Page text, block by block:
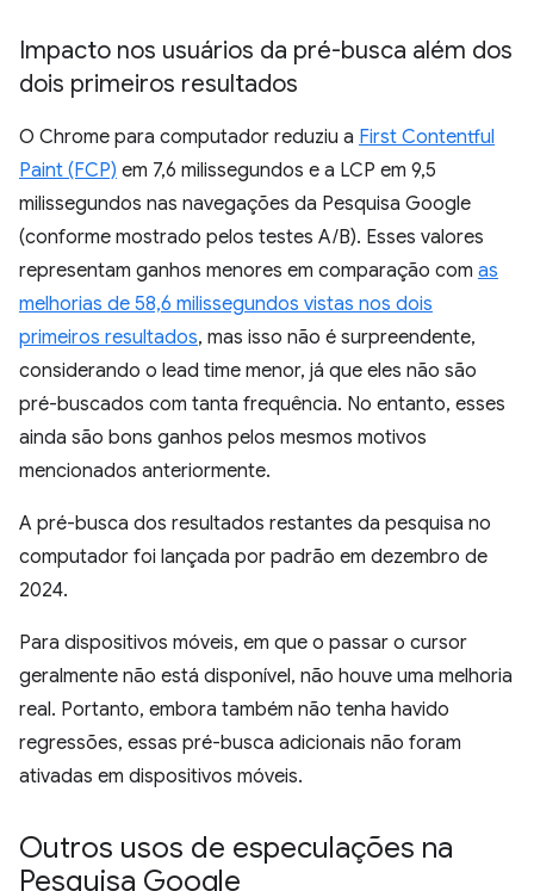
Impacto nos usuários da pré-busca além dos
dois primeiros resultados
O Chrome para computador reduziu a First Contentful
Paint (FCP) em 7,6 milissegundos e a LCP em 9,5
milissegundos nas navegações da Pesquisa Google
(conforme mostrado pelos testes A/B). Esses valores
representam ganhos menores em comparação com as
melhorias de 58,6 milissegundos vistas nos dois
primeiros resultados, mas isso não é surpreendente,
considerando o lead time menor, já que eles não são
pré-buscados com tanta frequência. No entanto, esses
ainda são bons ganhos pelos mesmos motivos
mencionados anteriormente.
A pré-busca dos resultados restantes da pesquisa no
computador foi lançada por padrão em dezembro de
2024.
Para dispositivos móveis, em que o passar o cursor
geralmente não está disponível, não houve uma melhoria
real. Portanto, embora também não tenha havido
regressões, essas pré-busca adicionais não foram
ativadas em dispositivos móveis.
Outros usos de especulações na
Pesquisa Google